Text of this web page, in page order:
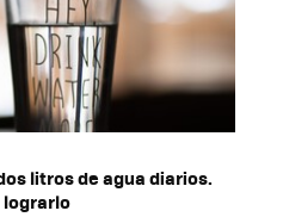
litros de agua diarios.
lograrlo